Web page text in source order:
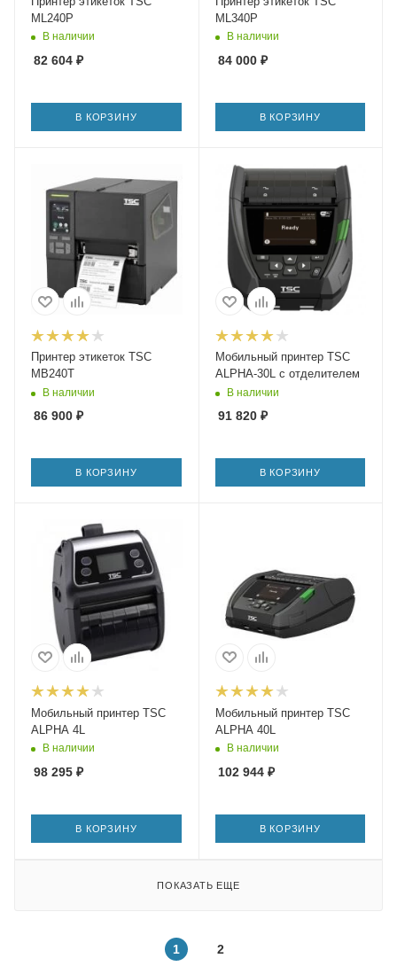
ML240P
В наличии
82 604 ₽
В КОРЗИНУ
ML340P
В наличии
84 000₽
В КОРЗИНУ
Принтер этикеток TSC
MB240T
В наличии
86 900 ₽
В КОРЗИНУ
Мобильный принтер TSC
ALPHA-30L с отделителем
В наличии
91 820₽
В КОРЗИНУ
Мобильный принтер TSC
ALPHA 4L
В наличии
98 295 ₽
В КОРЗИНУ
Мобильный принтер TSC
ALPHA 40L
В наличии
102 944₽
В КОРЗИНУ
ПОКАЗАТЬ ЕЩЕ
1 2